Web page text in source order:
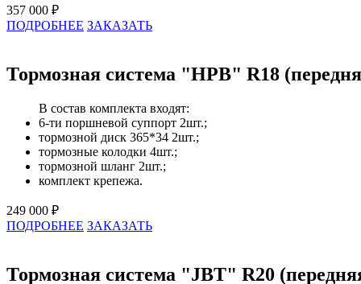
357 000 ₽
ПОДРОБНЕЕ ЗАКАЗАТЬ
Тормозная система "HPB" R18
В состав комплекта входят:
6-ти поршневой суппорт 2шт.;
тормозной диск 365*34 2шт.;
тормозные колодки 4шт.;
тормозной шланг 2шт.;
комплект крепежа.
249 000 ₽
ПОДРОБНЕЕ ЗАКАЗАТЬ
Тормозная система "JBT" R20